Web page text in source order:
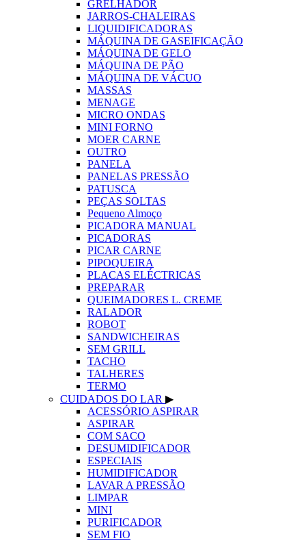
GRELHADOR
JARROS-CHALEIRAS
LIQUIDIFICADORAS
MÁQUINA DE GASEIFICAÇÃO
MÁQUINA DE GELO
MÁQUINA DE PÃO
MÁQUINA DE VÁCUO
MASSAS
MENAGE
MICRO ONDAS
MINI FORNO
MOER CARNE
OUTRO
PANELA
PANELAS PRESSÃO
PATUSCA
PEÇAS SOLTAS
Pequeno Almoço
PICADORA MANUAL
PICADORAS
PICAR CARNE
PIPOQUEIRA
PLACAS ELÉCTRICAS
PREPARAR
QUEIMADORES L. CREME
RALADOR
ROBOT
SANDWICHEIRAS
SEM GRILL
TACHO
TALHERES
TERMO
CUIDADOS DO LAR ▶
ACESSÓRIO ASPIRAR
ASPIRAR
COM SACO
DESUMIDIFICADOR
ESPECIAIS
HUMIDIFICADOR
LAVAR A PRESSÃO
LIMPAR
MINI
PURIFICADOR
SEM FIO